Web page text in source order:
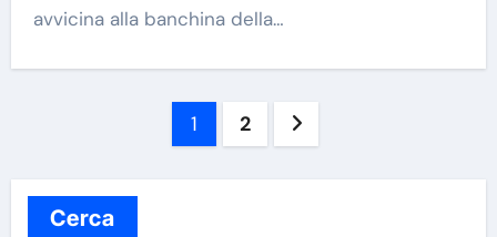
avvicina alla banchina della…
Paginazione
articoli
1 2
Cerca